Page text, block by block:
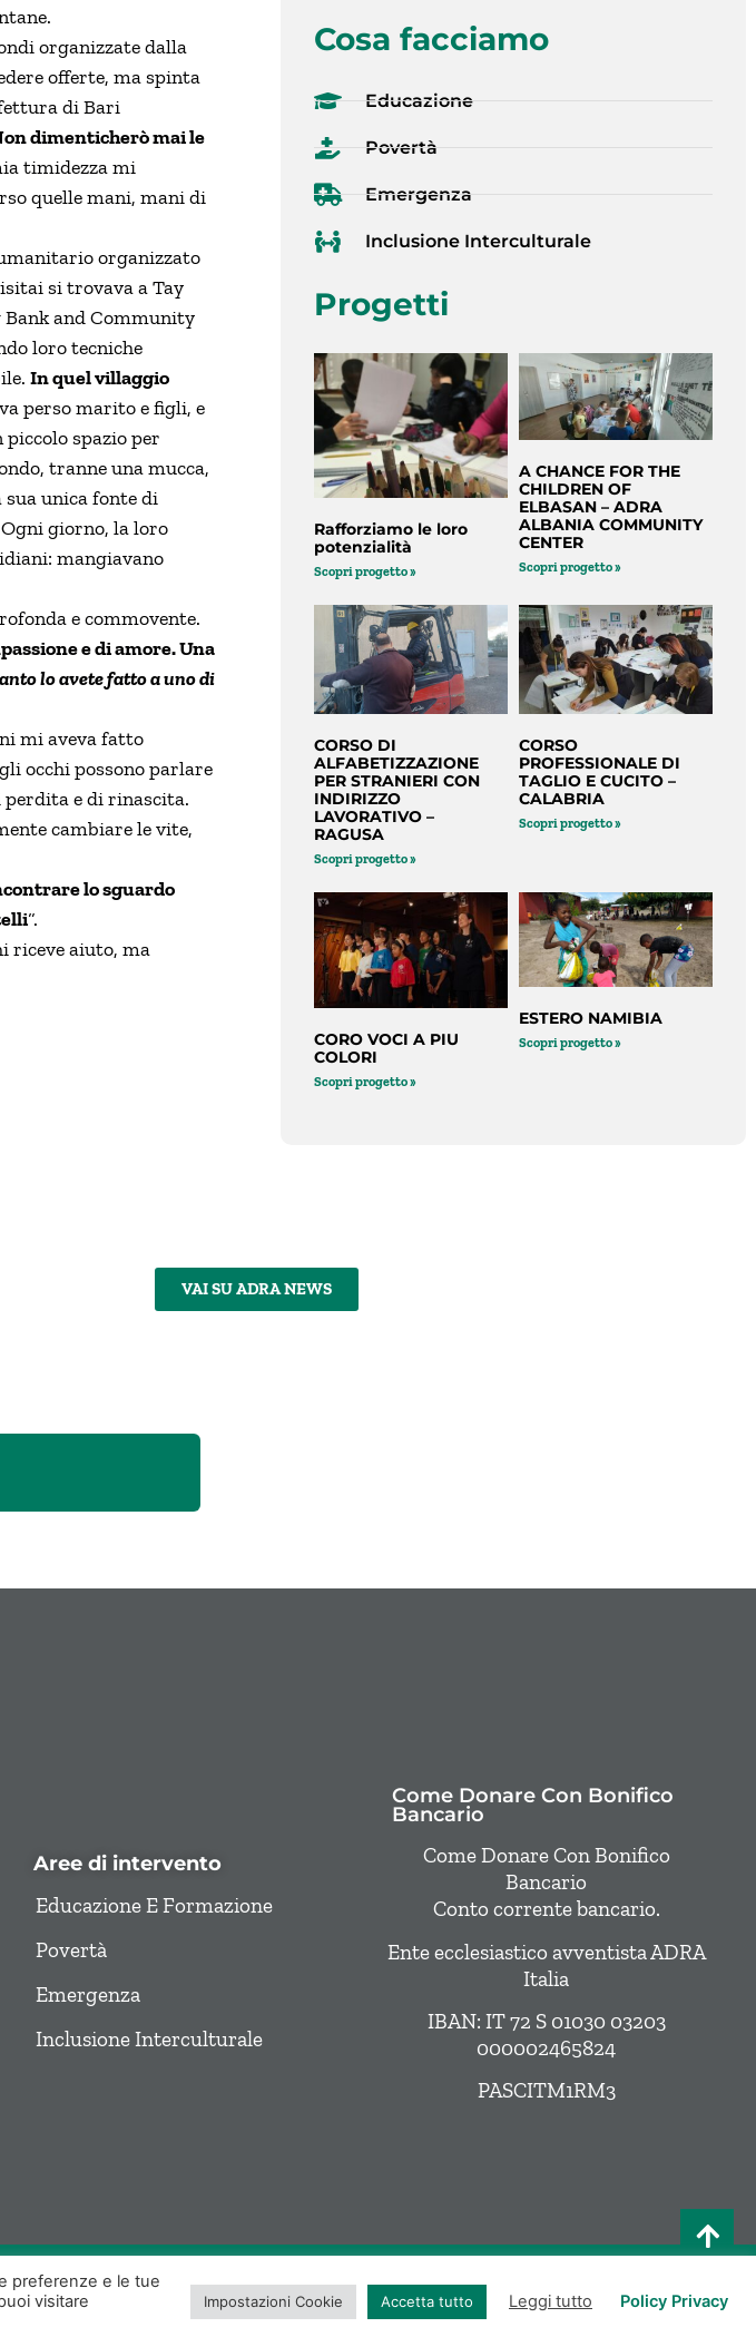
organizzate dalla
offerte, ma spinta
di Bari
dimenticherò mai le
timidezza mi
quelle mani, mani di
organizzato
si trovava a Tay
and Community
loro tecniche
In quel villaggio
perso marito e figli, e
spazio per
tranne una mucca,
sua unica fonte di
giorno, la loro
mangiavano
e commovente.
e di amore. Una
lo avete fatto a uno di
mi aveva fatto
occhi possono parlare
perdita e di rinascita.
cambiare le vite,
lo sguardo
“.
riceve aiuto, ma
Cosa facciamo
Educazione
Povertà
Emergenza
Inclusione Interculturale
Progetti
Rafforziamo le loro
potenzialità
Scopri progetto »
A CHANCE FOR THE
CHILDREN OF
ELBASAN – ADRA
ALBANIA COMMUNITY
CENTER
Scopri progetto »
CORSO DI
ALFABETIZZAZIONE
PER STRANIERI CON
INDIRIZZO
LAVORATIVO –
RAGUSA
Scopri progetto »
CORSO
PROFESSIONALE DI
TAGLIO E CUCITO –
CALABRIA
Scopri progetto »
CORO VOCI A PIU
COLORI
Scopri progetto »
ESTERO NAMIBIA
Scopri progetto »
VAI SU ADRA NEWS
Aree di intervento
Educazione E Formazione
Povertà
Emergenza
Inclusione Interculturale
Come Donare Con Bonifico
Bancario
Come Donare Con Bonifico
Bancario
Conto corrente bancario.
Ente ecclesiastico avventista ADRA
Italia
IBAN: IT 72 S 01030 03203
000002465824
PASCITM1RM3
Privacy Policy|Cookie Policy
preferenze e le tue
visitare
Impostazioni Cookie Accetta tutto Leggi tutto Policy Privacy